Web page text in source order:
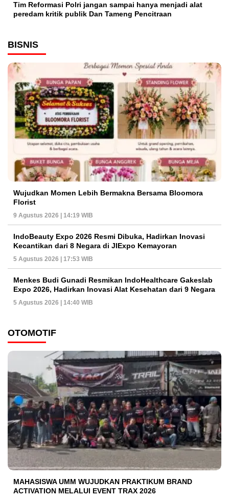
Tim Reformasi Polri jangan sampai hanya menjadi alat
peredam kritik publik Dan Tameng Pencitraan
BISNIS
Wujudkan Momen Lebih Bermakna Bersama Bloomora
Florist
9 Agustus 2026 | 14:19 WIB
IndoBeauty Expo 2026 Resmi Dibuka, Hadirkan Inovasi
Kecantikan dari 8 Negara di JIExpo Kemayoran
5 Agustus 2026 | 17:53 WIB
Menkes Budi Gunadi Resmikan IndoHealthcare Gakeslab
Expo 2026, Hadirkan Inovasi Alat Kesehatan dari 9 Negara
5 Agustus 2026 | 14:40 WIB
OTOMOTIF
MAHASISWA UMM WUJUDKAN PRAKTIKUM BRAND
ACTIVATION MELALUI EVENT TRAX 2026